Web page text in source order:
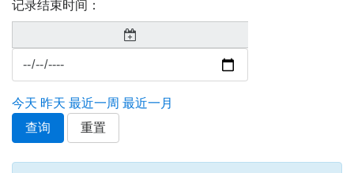
记录结束时间：
今天 昨天 最近一周 最近一月
查询
重置